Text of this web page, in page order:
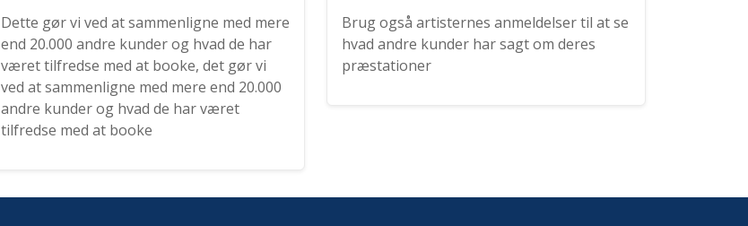
Dette gør vi ved at sammenligne med mere
end 20.000 andre kunder og hvad de har
været tilfredse med at booke, det gør vi
ved at sammenligne med mere end 20.000
andre kunder og hvad de har været
tilfredse med at booke
Brug også artisternes anmeldelser til at se
hvad andre kunder har sagt om deres
præstationer